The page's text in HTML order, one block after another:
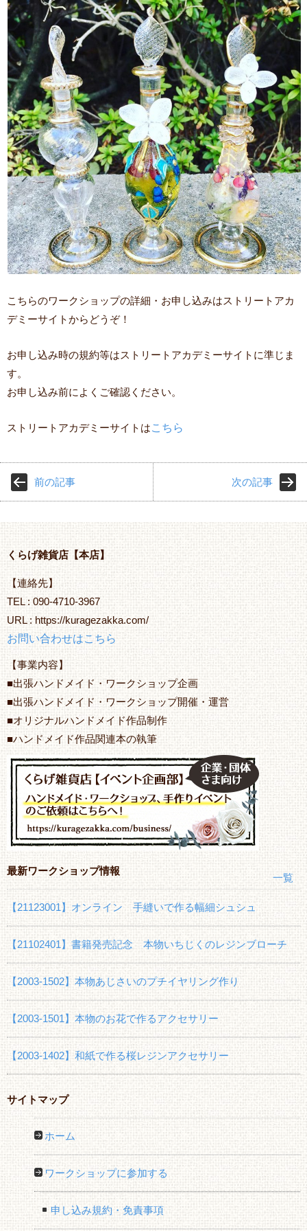
こちらのワークショップの詳細・お申し込みはストリートアカ
デミーサイトからどうぞ！
お申し込み時の規約等はストリートアカデミーサイトに準じま
す。
お申し込み前によくご確認ください。
ストリートアカデミーサイトはこちら
前の記事 次の記事
くらげ雑貨店【本店】
【連絡先】
TEL : 090-4710-3967
URL : https://kuragezakka.com/
お問い合わせはこちら
【事業内容】
■出張ハンドメイド・ワークショップ企画
■出張ハンドメイド・ワークショップ開催・運営
■オリジナルハンドメイド作品制作
■ハンドメイド作品関連本の執筆
最新ワークショップ情報
一覧
【21123001】オンライン 手縫いで作る幅細シュシュ
【21102401】書籍発売記念 本物いちじくのレジンブローチ
【2003-1502】本物あじさいのプチイヤリング作り
【2003-1501】本物のお花で作るアクセサリー
【2003-1402】和紙で作る桜レジンアクセサリー
サイトマップ
ホーム
ワークショップに参加する
申し込み規約・免責事項